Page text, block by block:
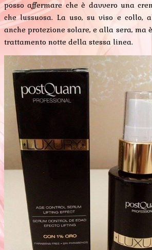
posso affermare che è davvero una
che lussuosa. La uso, su viso e collo,
anche protezione solare, e alla sera, ma
trattamento notte della stessa linea.